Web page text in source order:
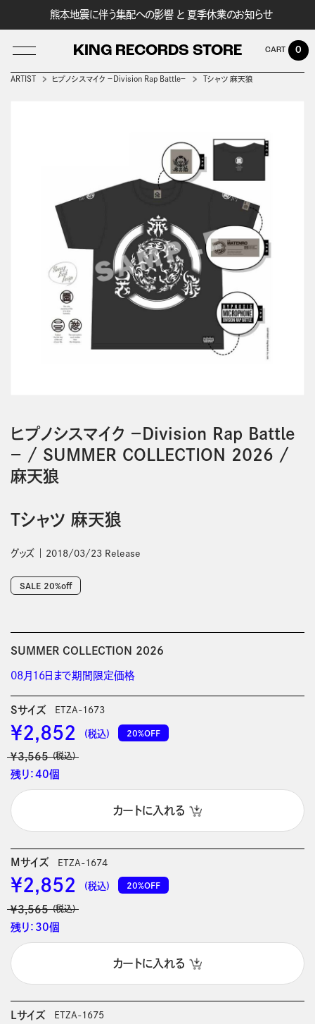
熊本地震に伴う集配への影響 と 夏季休業のお知らせ
KING RECORDS STORE 0
ARTIST ヒプノシスマイク －Division Rap Battle－ Tシャツ 麻天狼
ヒプノシスマイク －Division Rap Battle
－ / SUMMER COLLECTION 2026 /
麻天狼
Tシャツ 麻天狼
グッズ 2018/03/23 Release
SALE 20%off
SUMMER COLLECTION 2026
08月16日まで期間限定価格
Sサイズ ETZA-1673
20%OFF
￥2,852 (税込)
￥3,565 (税込)
残り：40個
カートに入れる
Mサイズ ETZA-1674
20%OFF
￥2,852 (税込)
￥3,565 (税込)
残り：30個
カートに入れる
Lサイズ ETZA-1675